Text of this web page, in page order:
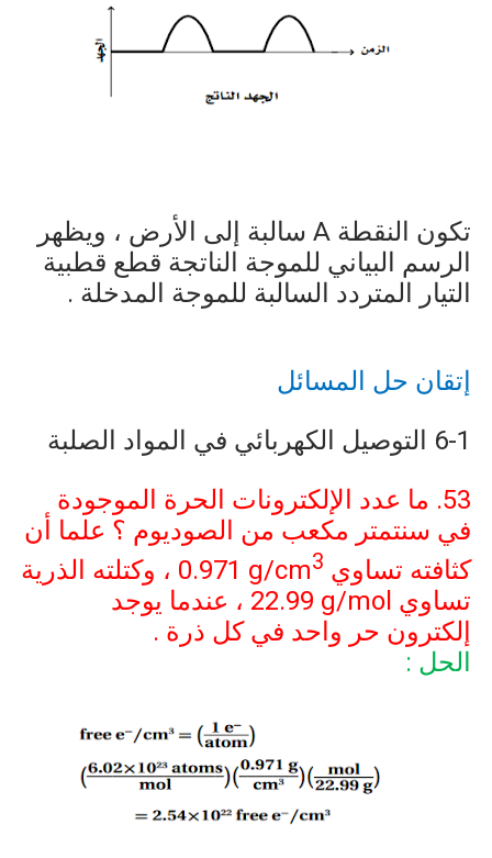
تكون النقطة Aسالبة إلى الأرض ، ويظهر
الرسم البياني للموجة الناتجة قطع قطبية
التيار المتردد السالبة للموجة المدخلة .
إتقان حل المسائل
6-1 التوصيل الكهربائي في المواد الصلبة
53. ما عدد الإلكترونات الحرة الموجودة
في سنتمتر مكعب من الصوديوم ؟ علما أن
كثافته تساوي
0.971 g/cm3
، وكتلته الذرية
تساوي 22.99 g/mol ، عندما يوجد
إلكترون حر واحد في كل ذرة .
الحل :